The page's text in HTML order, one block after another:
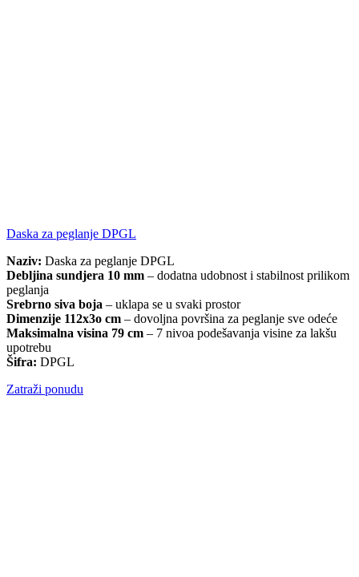
Daska za peglanje DPGL
Naziv: Daska za peglanje DPGL
Debljina sundjera 10 mm – dodatna udobnost i stabilnost prilikom
peglanja
Srebrno siva boja – uklapa se u svaki prostor
Dimenzije 112x3o cm – dovoljna površina za peglanje sve odeće
Maksimalna visina 79 cm – 7 nivoa podešavanja visine za lakšu
upotrebu
Šifra: DPGL
Zatraži ponudu